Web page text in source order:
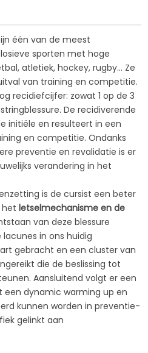
één van de meest
sporten met hoge
atletiek, hockey, rugby... Ze
van training en competitie.
recidiefcijfer: zowat 1 op de 3
De recidiverende
initiële en resulteert in een
en competitie. Ondanks
preventie en revalidatie is er
verandering in het
is de cursist een beter
hetletselmechanisme en de
van deze blessure
in ons huidig
gebracht en een cluster van
die de beslissing tot
Aansluitend volgt er een
een dynamic warming up en
kunnen worden in preventie-
gelinkt aan